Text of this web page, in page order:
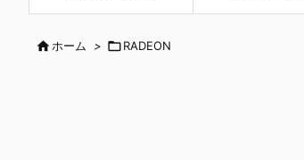
ホーム > RADEON